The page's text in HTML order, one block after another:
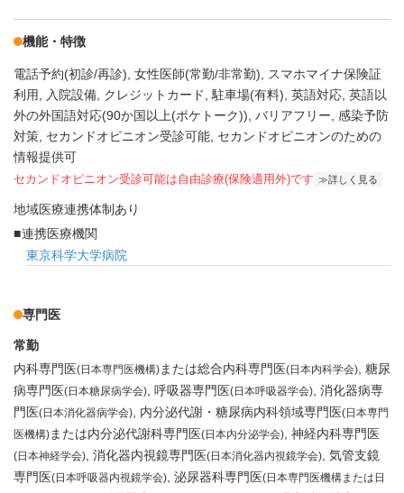
機能・特徴
電話予約(初診/再診) 女性医師(常勤/非常勤)
スマホマイナ保険証
利用
入院設備 クレジットカード 駐車場(有料) 英語対応 英語以
外の外国語対応(90か国以上(ポケトーク)) バリアフリー 感染予防
対策 セカンドオピニオン受診可能 セカンドオピニオンのための
情報提供可
セカンドオピニオン受診可能は自由診療(保険適用外)です 詳しく見る
地域医療連携体制あり
連携医療機関
東京科学大学病院
専門医
常勤
内科専門医(日本専門医機構) または総合内科専門医(日本内科学会) 糖尿
病専門医(日本糖尿病学会) 呼吸器専門医(日本呼吸器学会) 消化器病専
門医(日本消化器病学会) 内分泌代謝・糖尿病内科領域専門医(日本専門
医機構) または内分泌代謝科専門医(日本内分泌学会) 神経内科専門医
(日本神経学会) 消化器内視鏡専門医(日本消化器内視鏡学会) 気管支鏡
専門医(日本呼吸器内視鏡学会) 泌尿器科専門医(日本専門医機構または日